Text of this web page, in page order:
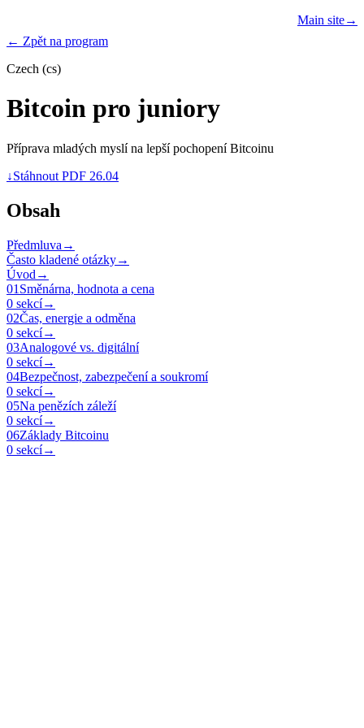
Main site→
← Zpět na program
Czech (cs)
Bitcoin pro juniory
Příprava mladých myslí na lepší pochopení Bitcoinu
↓Stáhnout PDF 26.04
Obsah
Předmluva →
Často kladené otázky→
Úvod →
01 Směnárna, hodnota a cena
0 sekcí→
02Čas, energie a odměna
0 sekcí→
03Analogové vs. digitální
0 sekcí→
04Bezpečnost, zabezpečení a soukromí
0 sekcí→
05Na penězích záleží
0 sekcí→
06Základy Bitcoinu
0 sekcí→